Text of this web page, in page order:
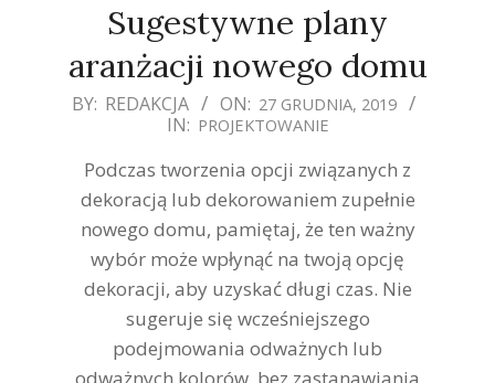
Sugestywne plany
aranżacji nowego domu
2019-
27
BY: REDAKCJA ON: 27 GRUDNIA, 2019
IN: PROJEKTOWANIE
Podczas tworzenia opcji związanych z
dekoracją lub dekorowaniem zupełnie
nowego domu, pamiętaj, że ten ważny
wybór może wpłynąć na twoją opcję
dekoracji, aby uzyskać długi czas. Nie
sugeruje się wcześniejszego
podejmowania odważnych lub